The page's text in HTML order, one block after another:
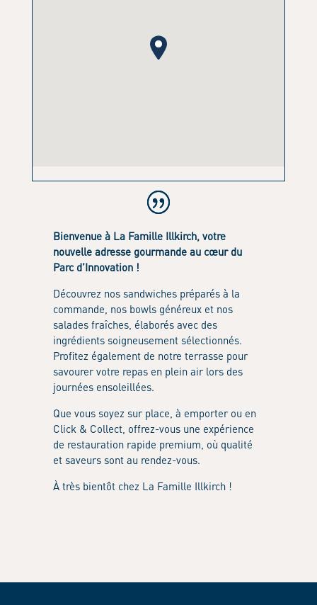
Bienvenue à La Famille Illkirch, votre
nouvelle adresse gourmande au cœur du
Parc d’Innovation !
Découvrez nos sandwiches préparés à la
commande, nos bowls généreux et nos
salades fraîches, élaborés avec des
ingrédients soigneusement sélectionnés.​
Profitez également de notre terrasse pour
savourer votre repas en plein air lors des
journées ensoleillées.​
Que vous soyez sur place, à emporter ou en
Click & Collect, offrez-vous une expérience
de restauration rapide premium, où qualité
et saveurs sont au rendez-vous.​
À très bientôt chez La Famille Illkirch !